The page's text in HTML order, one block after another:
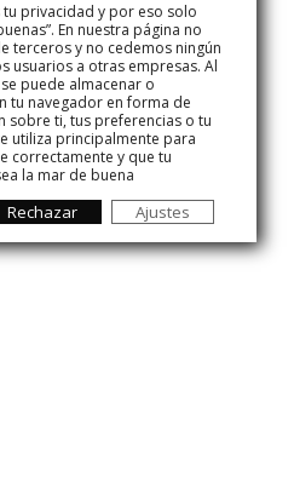
privacidad y por eso solo
En nuestra página no
terceros y no cedemos ningún
usuarios a otras empresas. Al
puede almacenar o
tu navegador en forma de
sobre ti, tus preferencias o tu
utiliza principalmente para
correctamente y que tu
la mar de buena
Rechazar Ajustes